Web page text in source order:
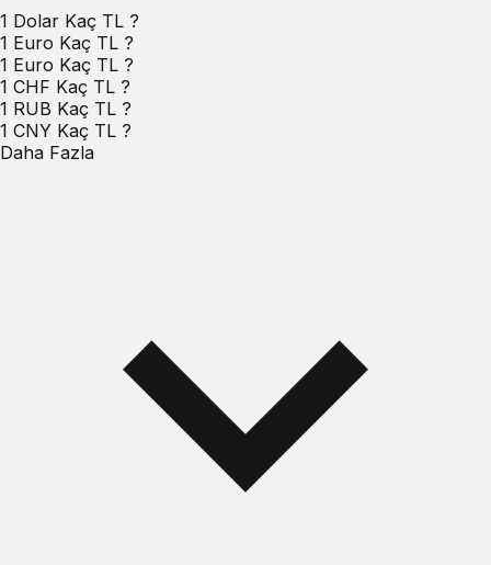
1 Dolar Kaç TL ?
1 Euro Kaç TL ?
1 Euro Kaç TL ?
1 CHF Kaç TL ?
1 RUB Kaç TL ?
1 CNY Kaç TL ?
Daha Fazla